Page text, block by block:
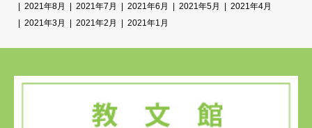
2021年8月
2021年7月 2021年6月 2021年5月
2021年4月
2021年3月
2021年2月 2021年1月